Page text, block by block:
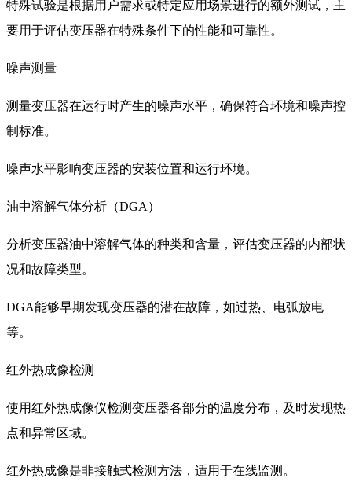
特殊试验是根据用户需求或特定应用场景进行的额外测试，主
要用于评估变压器在特殊条件下的性能和可靠性。
噪声测量
测量变压器在运行时产生的噪声水平，确保符合环境和噪声控
制标准。
噪声水平影响变压器的安装位置和运行环境。
油中溶解气体分析（DGA）
分析变压器油中溶解气体的种类和含量，评估变压器的内部状
况和故障类型。
DGA能够早期发现变压器的潜在故障，如过热、电弧放电
等。
红外热成像检测
使用红外热成像仪检测变压器各部分的温度分布，及时发现热
点和异常区域。
红外热成像是非接触式检测方法，适用于在线监测。